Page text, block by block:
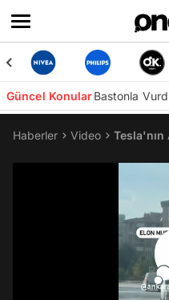
Güncel KonularBastonla
Haberler Video Tesla'nın